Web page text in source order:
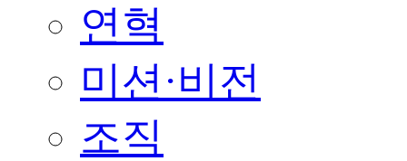
연혁
미션·비전
조직